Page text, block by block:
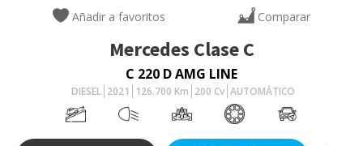
Añadir a favoritos Comparar
Mercedes Clase C
C 220 D AMG LINE
DIESEL 2021 126.700 Km 200 Cv AUTOMÁTICO